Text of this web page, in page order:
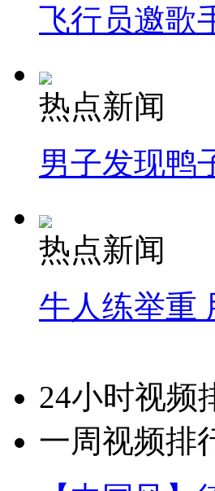
飞行员邀歌
热点新闻
男子发现鸭
热点新闻
牛人练举重
24小时视频
一周视频排